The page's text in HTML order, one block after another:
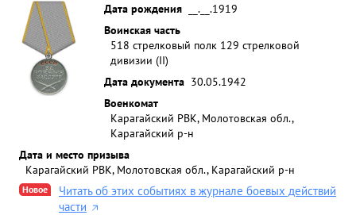
Дата рождения
__.__.1919
Воинская часть
518 стрелковый полк 129 стрелковой
дивизии (II)
Дата документа 30.05.1942
Военкомат
Карагайский РВК, Молотовская обл.,
Карагайский р-н
Дата и место призыва
Карагайский РВК, Молотовская обл., Карагайский р-н
Новое
Читать об этих событиях в журнале боевых действий
части